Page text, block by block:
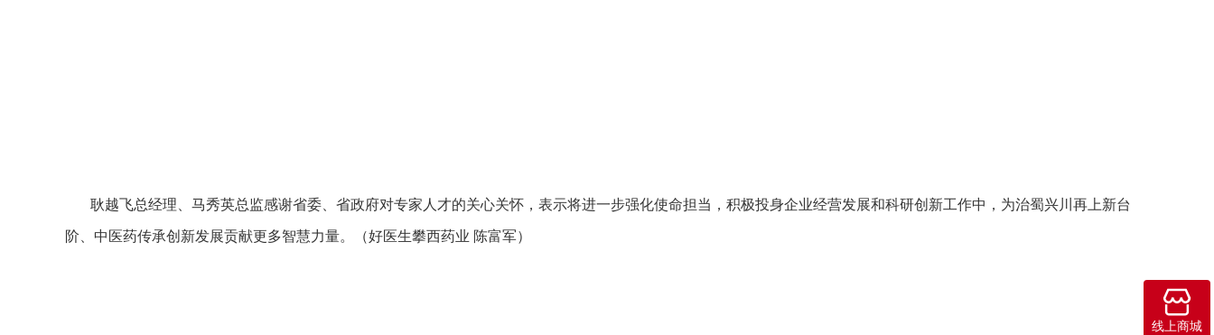
耿越飞总经理、马秀英总监感谢省委、省政府对专家人才的关心关怀，表示将进一步强化使命担当，积极投身企业经营发展和科研创新工作中，为治蜀兴川再上新台
阶、中医药传承创新发展贡献更多智慧力量。（好医生攀西药业 陈富军）

线上商城